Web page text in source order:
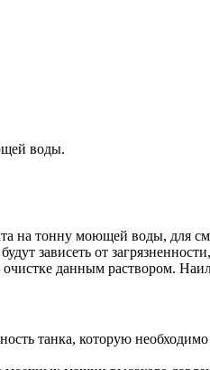
воды.
на тонну моющей воды, для
зависеть от загрязненности,
данным раствором.
танка, которую